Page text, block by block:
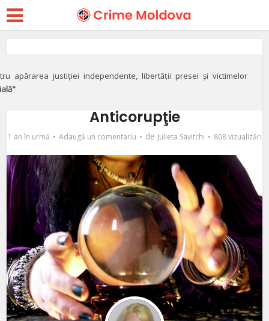
apărarea justiției independente, libertății presei și victimelor
DOC// „Clarvăzătorii”
Anticorupţie
1 an în urmă Adaugă un comentariu de Julieta Savitchi 808 vizualizări